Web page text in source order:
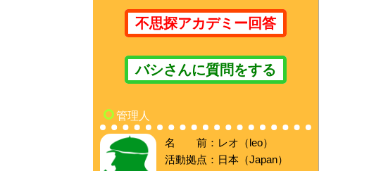
不思探アカデミー回答
バシさんに質問をする
管理人
名 前：レオ（leo）
活動拠点：日本（Japan）